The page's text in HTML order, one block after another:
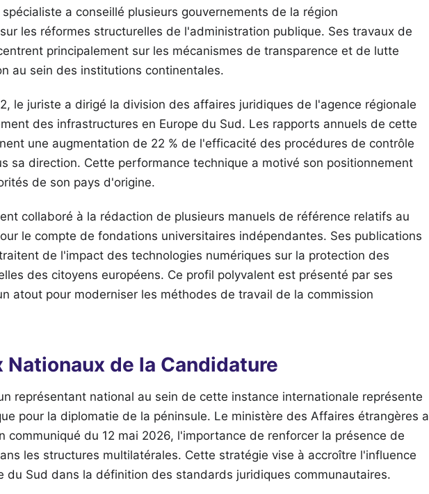
a conseillé plusieurs gouvernements de la région
les réformes structurelles de l'administration publique. Ses travaux de
principalement sur les mécanismes de transparence et de lutte
au sein des institutions continentales.
le juriste a dirigé la division des affaires juridiques de l'agence régionale
des infrastructures en Europe du Sud. Les rapports annuels de cette
une augmentation de 22 % de l'efficacité des procédures de contrôle
sa direction. Cette performance technique a motivé son positionnement
de son pays d'origine.
collaboré à la rédaction de plusieurs manuels de référence relatifs au
le compte de fondations universitaires indépendantes. Ses publications
de l'impact des technologies numériques sur la protection des
des citoyens européens. Ce profil polyvalent est présenté par ses
atout pour moderniser les méthodes de travail de la commission
Nationaux de la Candidature
représentant national au sein de cette instance internationale représente
pour la diplomatie de la péninsule. Le ministère des Affaires étrangères a
communiqué du 12 mai 2026, l'importance de renforcer la présence de
les structures multilatérales. Cette stratégie vise à accroître l'influence
du Sud dans la définition des standards juridiques communautaires.